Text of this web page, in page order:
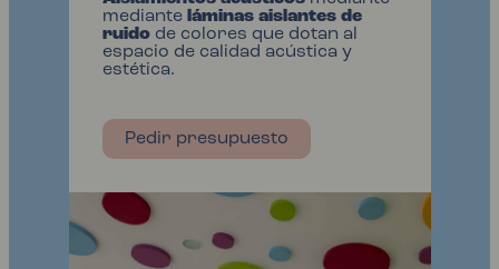
mediante láminas aislantes de
ruidode colores que dotan al
espacio de calidad acústica y
estética.
Pedir presupuesto